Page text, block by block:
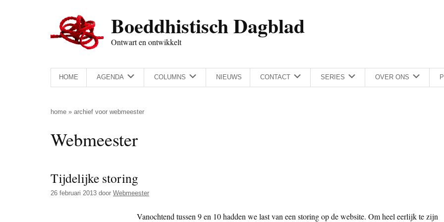
Boeddhistisch Dagblad
Ontwart en ontwikkelt
HOME AGENDA COLUMNS NIEUWS CONTACT SERIES OVER ONS
home » archief voor webmeester
Webmeester
Tijdelijke storing
26 februari 2013 door Webmeester
Vanochtend tussen 9 en 10 hadden we last van een storing op de website. Om heel eerlijk te zijn